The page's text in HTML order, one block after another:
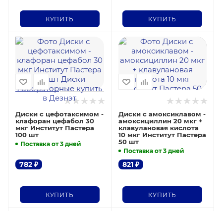
КУПИТЬ КУПИТЬ
Диски с цефотаксимом -
клафоран цефабол 30
мкг Институт Пастера
100 шт
Поставка от 3 дней
782 ₽
КУПИТЬ
Диски с амоксиклавом -
амоксициллин 20 мкг +
клавулановая кислота
10 мкг Институт Пастера
50 шт
Поставка от 3 дней
821₽
КУПИТЬ